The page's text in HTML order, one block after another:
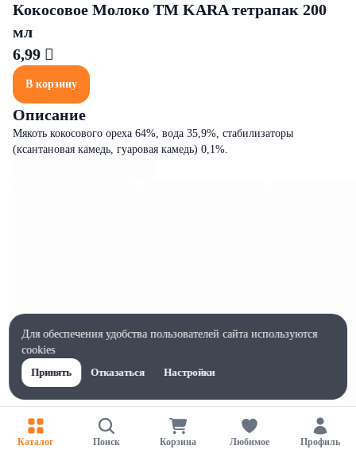
Кокосовое Молоко ТМ KARA тетрапак 200
мл
6,99 
В корзину
Описание
Мякоть кокосового ореха 64%, вода 35,9%, стабилизаторы
(ксантановая камедь, гуаровая камедь) 0,1%.
Характеристики
Жиры на 100г, г
Каталог Поиск Корзина Любимое Профиль
Для обеспечения удобства пользователей сайта используются
cookies
Принять
Отказаться Настройки